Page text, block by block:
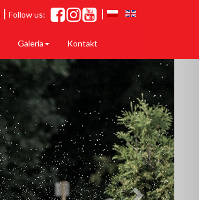
Miejsce Galeria Kontakt
Follow us: |
Galeria Kontakt